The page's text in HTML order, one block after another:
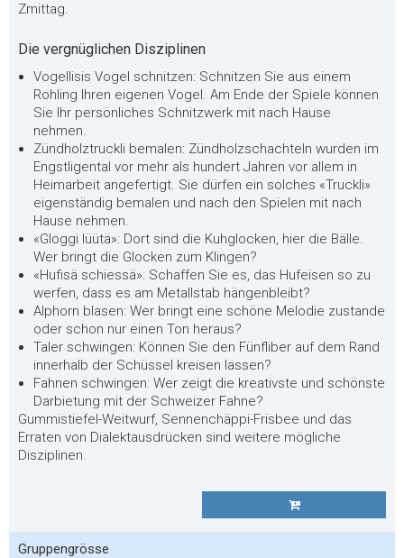
Zmittag.
Die vergnüglichen Disziplinen
Vogellisis Vogel schnitzen: Schnitzen Sie aus einem
Rohling Ihren eigenen Vogel. Am Ende der Spiele können
Sie Ihr persönliches Schnitzwerk mit nach Hause
nehmen.
Zündholztruckli bemalen: Zündholzschachteln wurden im
Engstligental vor mehr als hundert Jahren vor allem in
Heimarbeit angefertigt. Sie dürfen ein solches «Truckli»
eigenständig bemalen und nach den Spielen mit nach
Hause nehmen.
«Gloggi lüütä»: Dort sind die Kuhglocken, hier die Bälle.
Wer bringt die Glocken zum Klingen?
«Hufisä schiessä»: Schaffen Sie es, das Hufeisen so zu
werfen, dass es am Metallstab hängenbleibt?
Alphorn blasen: Wer bringt eine schöne Melodie zustande
oder schon nur einen Ton heraus?
Taler schwingen: Können Sie den Fünfliber auf dem Rand
innerhalb der Schüssel kreisen lassen?
Fahnen schwingen: Wer zeigt die kreativste und schönste
Darbietung mit der Schweizer Fahne?
Gummistiefel-Weitwurf, Sennenchäppi-Frisbee und das
Erraten von Dialektausdrücken sind weitere mögliche
Disziplinen.
Gruppengrösse